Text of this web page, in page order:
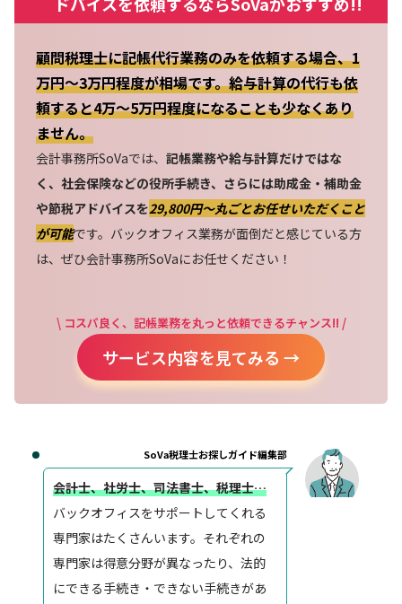
顧問税理士に記帳代行業務のみを依頼する場合、1
万円～3万円程度が相場です。給与計算の代行も依
頼すると4万～5万円程度になることも少なくあり
ません。
会計事務所SoVaでは、 記帳業務や給与計算だけではな
く、社会保険などの役所手続き、さらには助成金・補助金
や節税アドバイスを29,800円〜丸ごとお任せいただくこと
が可能です。バックオフィス業務が面倒だと感じている方
は、ぜひ会計事務所SoVaにお任せください！
\ コスパ良く、記帳業務を丸っと依頼できるチャンス!! /
サービス内容を見てみる →
SoVa税理士お探しガイド編集部
会計士、社労士、司法書士、税理士…
バックオフィスをサポートしてくれる
専門家はたくさんいます。それぞれの
専門家は得意分野が異なったり、法的
にできる手続き・できない手続きがあ